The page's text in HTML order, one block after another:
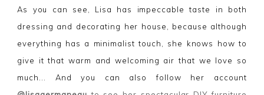
As you can see, Lisa has impeccable taste in both
dressing and decorating her house, because although
everything has a minimalist touch, she knows how to
give it that warm and welcoming air that we love so
much... And you can also follow her account